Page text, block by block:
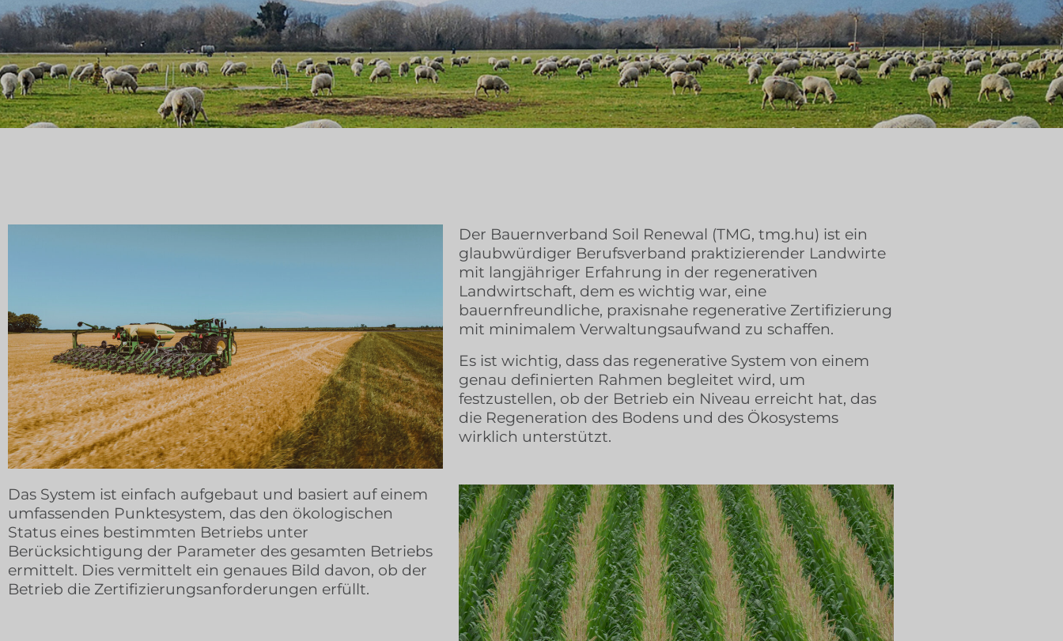
Der Bauernverband Soil Renewal (TMG, tmg.hu) ist ein
glaubwürdiger Berufsverband praktizierender Landwirte
mit langjähriger Erfahrung in der regenerativen
Landwirtschaft, dem es wichtig war, eine
bauernfreundliche, praxisnahe regenerative Zertifizierung
mit minimalem Verwaltungsaufwand zu schaffen.
Es ist wichtig, dass das regenerative System von einem
genau definierten Rahmen begleitet wird, um
festzustellen, ob der Betrieb ein Niveau erreicht hat, das
die Regeneration des Bodens und des Ökosystems
wirklich unterstützt.
Das System ist einfach aufgebaut und basiert auf einem
umfassenden Punktesystem, das den ökologischen
Status eines bestimmten Betriebs unter
Berücksichtigung der Parameter des gesamten Betriebs
ermittelt. Dies vermittelt ein genaues Bild davon, ob der
Betrieb die Zertifizierungsanforderungen erfüllt.